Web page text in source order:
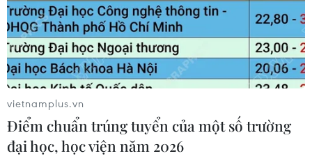
vietnamplus.vn
Điểm chuẩn trúng tuyển của một số trường
đại học, học viện năm 2026